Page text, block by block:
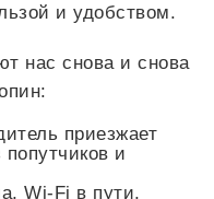
и удобством.
нас снова и снова
приезжает
и
Wi-Fi в пути,